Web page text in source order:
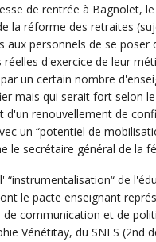
de rentrée à Bagnolet,
la réforme des retraites
aux personnels de se poser
réelles d'exercice de leur
un certain nombre
mais qui serait fort selon
d'un renouvellement de
un “potentiel de
le secrétaire général de la
“instrumentalisation“ de
le pacte enseignant
de communication et de
Vénétitay, du SNES (2nd